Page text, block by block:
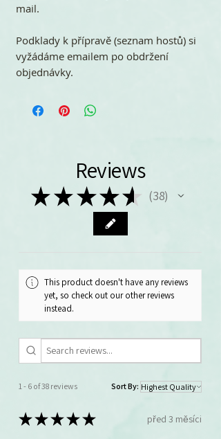
mail.
Podklady k přípravě (seznam hostů) si
vyžádáme emailem po obdržení
objednávky.
Reviews
★ ★★★★ 38
38
This product doesn't have any reviews
yet, so check out our other reviews
instead.
1 - 6 of 38 reviews Sort By:
★★★★★ před 3 měsíci